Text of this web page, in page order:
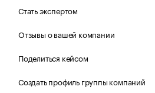
Стать экспертом
Отзывы о вашей компании
Поделиться кейсом
Создать профиль группы компаний